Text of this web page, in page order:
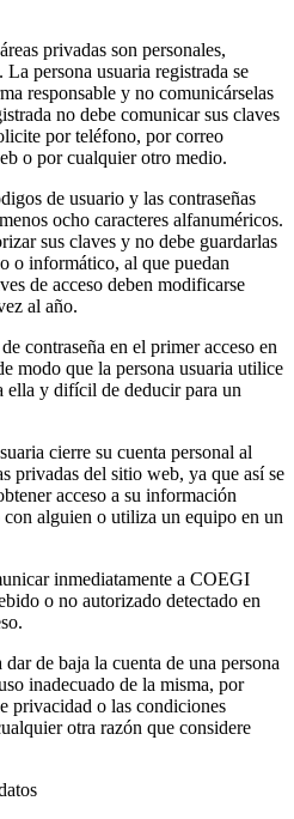
privadas son personales,
persona usuaria registrada se
responsable y no comunicárselas
no debe comunicar sus claves
por teléfono, por correo
o por cualquier otro medio.
de usuario y las contraseñas
ocho caracteres alfanuméricos.
sus claves y no debe guardarlas
o informático, al que puedan
de acceso deben modificarse
al año.
contraseña en el primer acceso en
modo que la persona usuaria utilice
ella y difícil de deducir para un
cierre su cuenta personal al
privadas del sitio web, ya que así se
acceso a su información
alguien o utiliza un equipo en un
inmediatamente a COEGI
o no autorizado detectado en
de baja la cuenta de una persona
inadecuado de la misma, por
privacidad o las condiciones
otra razón que considere